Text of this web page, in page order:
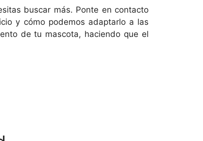
buscar más. Ponte en contacto
y cómo podemos adaptarlo a las
de tu mascota, haciendo que el